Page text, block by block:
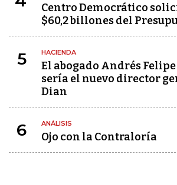
Centro Democrático
$60,2 billones del
5 HACIENDA
El abogado Andrés
sería el nuevo director
Dian
6 ANÁLISIS
Ojo con la Contraloría